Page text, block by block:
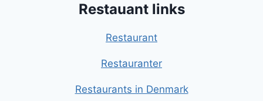
Restauant links
Restaurant
Restauranter
Restaurants in Denmark